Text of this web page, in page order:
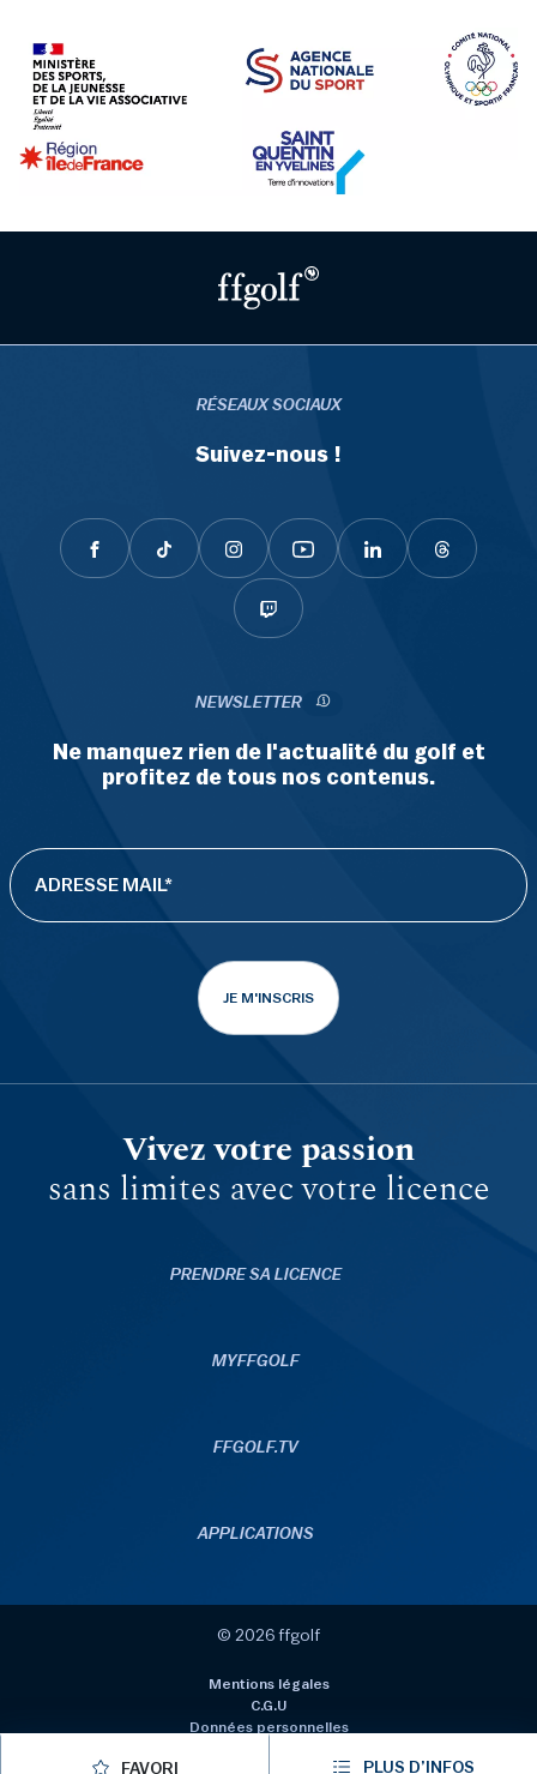
FAVORI PLUS D’INFOS
RÉSEAUX SOCIAUX
Suivez-nous !
NEWSLETTER
Ne manquez rien de l'actualité du golf et
profitez de tous nos contenus.
JE M'INSCRIS
Vivez votre passion
sans limites avec votre licence
PRENDRE SA LICENCE
MYFFGOLF
FFGOLF.TV
APPLICATIONS
© 2026 ffgolf
Mentions légales
C.G.U
Données personnelles